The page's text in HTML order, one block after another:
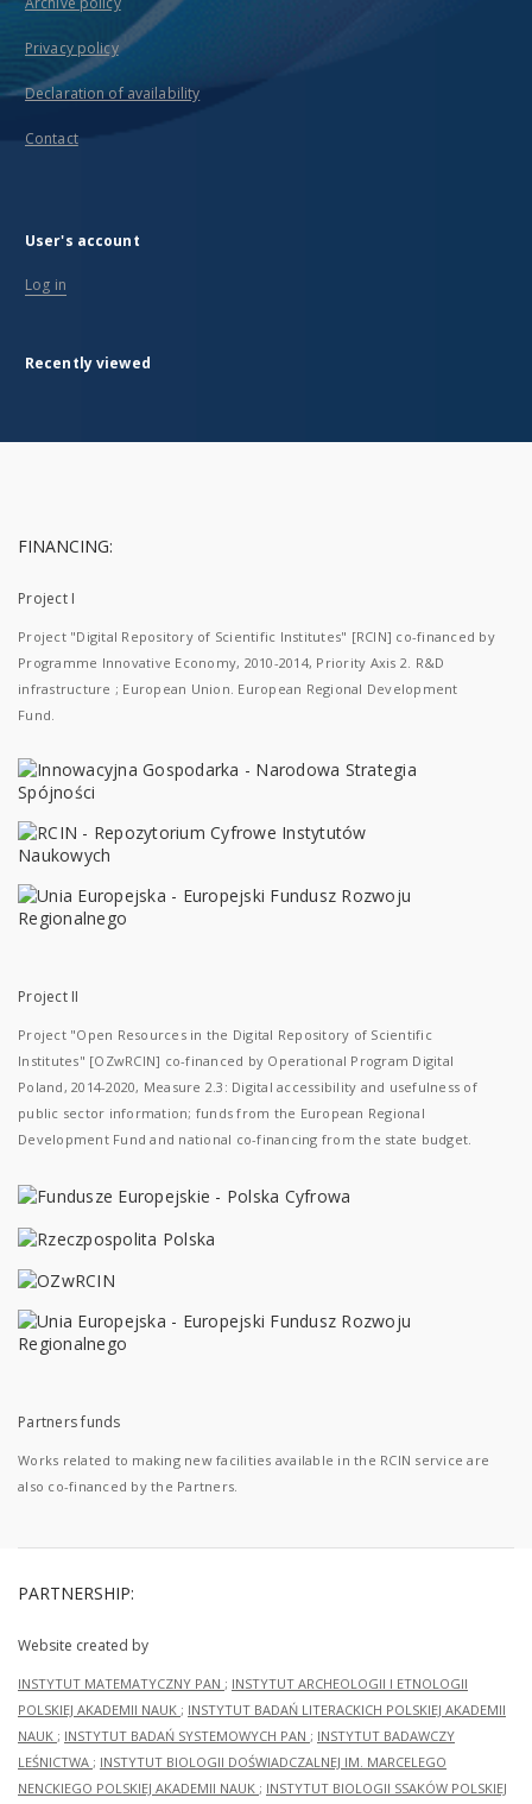
Privacy policy
Declaration of availability
Contact
User's account
Log in
Recently viewed
FINANCING:
Project I
Project "Digital Repository of Scientific Institutes" [RCIN] co-financed by
Programme Innovative Economy, 2010-2014, Priority Axis 2. R&D
infrastructure ; European Union. European Regional Development
Fund.
Project II
Project "Open Resources in the Digital Repository of Scientific
Institutes" [OZwRCIN] co-financed by Operational Program Digital
Poland, 2014-2020, Measure 2.3: Digital accessibility and usefulness of
public sector information; funds from the European Regional
Development Fund and national co-financing from the state budget.
Partners funds
Works related to making new facilities available in the RCIN service are
also co-financed by the Partners.
PARTNERSHIP:
Website created by
INSTYTUT MATEMATYCZNY PAN ; INSTYTUT ARCHEOLOGII I ETNOLOGII
POLSKIEJ AKADEMII NAUK ; INSTYTUT BADAŃ LITERACKICH POLSKIEJ AKADEMII
NAUK ; INSTYTUT BADAŃ SYSTEMOWYCH PAN ; INSTYTUT BADAWCZY
LEŚNICTWA ; INSTYTUT BIOLOGII DOŚWIADCZALNEJ IM. MARCELEGO
NENCKIEGO POLSKIEJ AKADEMII NAUK ; INSTYTUT BIOLOGII SSAKÓW POLSKIEJ